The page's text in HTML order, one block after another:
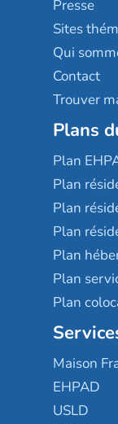
Presse
Sites
Qui
Contact
Trouver
Plans
Plan
Plan
Plan
Plan
Plan
Plan
Plan
Maison
EHPAD
USLD